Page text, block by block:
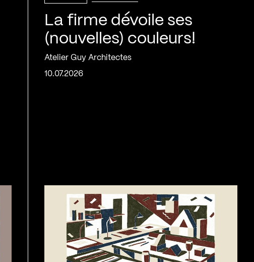
La firme dévoile ses
(nouvelles) couleurs!
Atelier Guy Architectes
10.07.2026